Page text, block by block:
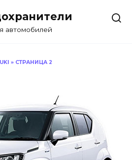
автомобилей
» СТРАНИЦА 2